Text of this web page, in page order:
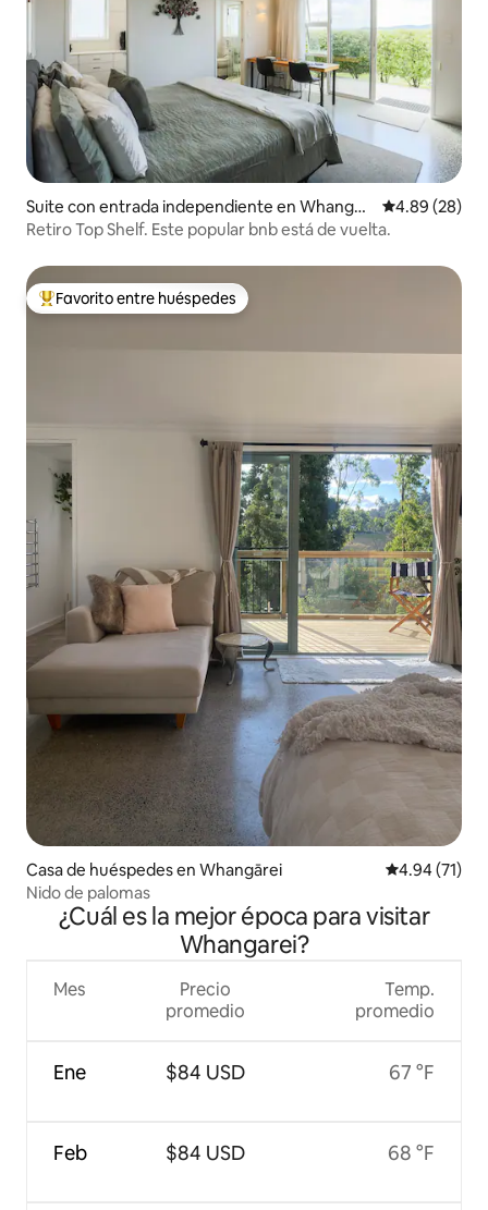
Suite con entrada independiente en Whangār
ei
Calificación
4.89 (28)
Retiro Top Shelf. Este popular bnb está de vuelta.
De los mejores en Favorito entre huéspedes
Favorito entre huéspedes
Casa de huéspedes en Whangārei Calificación
4.94 (71)
Nido de palomas
¿Cuál es la mejor época para visitar
Whangarei?
Mes
Ene
Feb
Precio
promedio
$84 USD
$84 USD
Temp.
promedio
67 °F
68 °F